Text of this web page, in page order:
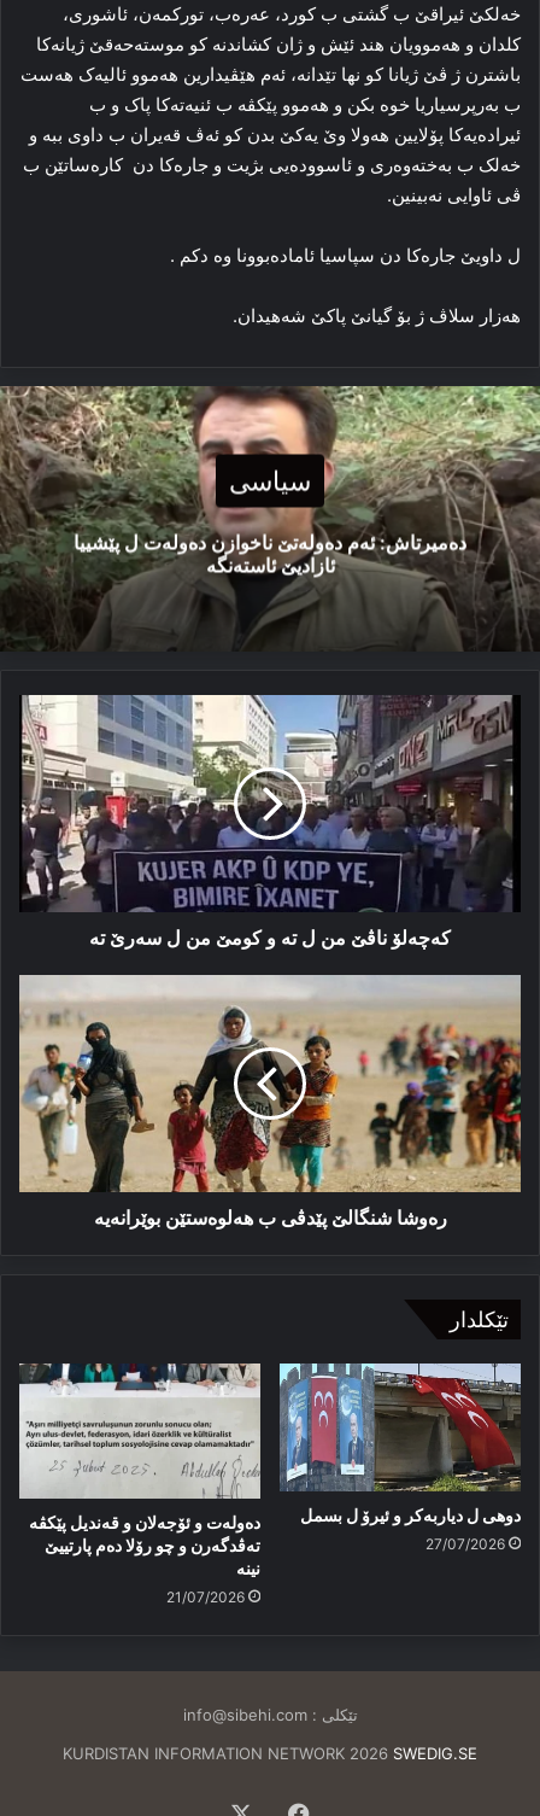
خه‌لکێ ئیراقێ ب گشتی ب کورد، عه‌ره‌ب، تورکمه‌ن، ئاشوری،
کلدان و هه‌موویان هند ئێش و ژان کشاندنه‌ کو موسته‌حه‌قێ ژیانەکا
باشترن ژ ڤێ ژیانا کو نها تێدانه‌، ئه‌م هێڤیدارین هه‌موو ئالیه‌ک هه‌ست
ب به‌رپرسیاریا خوه‌ بکن و هه‌موو پێکڤه‌ ب ئنیه‌ته‌کا پاک و ب
ئیراده‌یه‌کا پۆلایین هه‌ولا وێ یەکێ بدن کو ئه‌ڤ قه‌یران ب داوی ببە و
خه‌لک ب به‌خته‌وه‌ری و ئاسووده‌یی بژیت و جاره‌کا دن کاره‌ساتێن ب
ڤی ئاوایی نه‌بینین.
ل داویێ جاره‌کا دن سپاسیا ئاماده‌بوونا وه دکم ‌.
هه‌زار سلاڤ ژ بۆ گیانێ پاکێ شه‌هیدان.
سیاسی
دەمیرتاش: ئەم دەولەتێ ناخوازن دەولەت ل پێشییا
ئازادیێ ئاستەنگە
که‌چه‌لۆ
ناڤێ
من
ل
ته‌
و
کومێ
من
ل
که‌چه‌لۆ ناڤێ من ل ته‌ و کومێ من ل سه‌رێ ته‌
رەوشا
شنگالێ
پێدڤی
ب
هەلوەستێن
بوێرانەیە
رەوشا شنگالێ پێدڤی ب هەلوەستێن بوێرانەیە
تێکلدار
دوهی ل دیاربەکر و ئیرۆ ل بسمل
27/07/2026
دەولەت و ئۆجەلان و قەندیل پێکڤە
تەڤدگەرن و چو رۆلا دەم پارتییێ
نینە
21/07/2026
تێکلی :info@sibehi.com
KURDISTAN INFORMATION NETWORK 2026 SWEDIG.SE